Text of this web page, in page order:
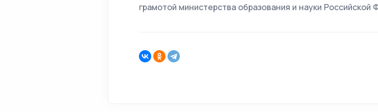
грамотой министерства образования и науки Российской